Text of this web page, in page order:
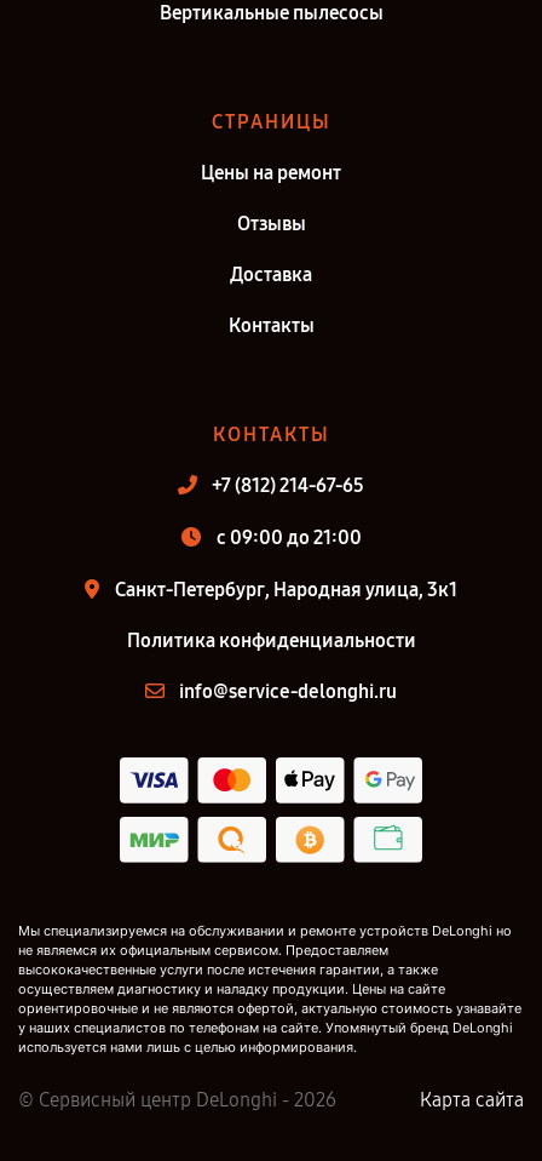
Вертикальные пылесосы
СТРАНИЦЫ
Цены на ремонт
Отзывы
Доставка
Контакты
КОНТАКТЫ
+7 (812) 214-67-65
c 09:00 до 21:00
Санкт-Петербург, Народная улица, 3к1
Политика конфиденциальности
info@service-delonghi.ru
Мы специализируемся на обслуживании и ремонте устройств DeLonghi но
не являемся их официальным сервисом. Предоставляем
высококачественные услуги после истечения гарантии, а также
осуществляем диагностику и наладку продукции. Цены на сайте
ориентировочные и не являются офертой, актуальную стоимость узнавайте
у наших специалистов по телефонам на сайте. Упомянутый бренд DeLonghi
используется нами лишь с целью информирования.
© Сервисный центр DeLonghi - 2026 Карта сайта